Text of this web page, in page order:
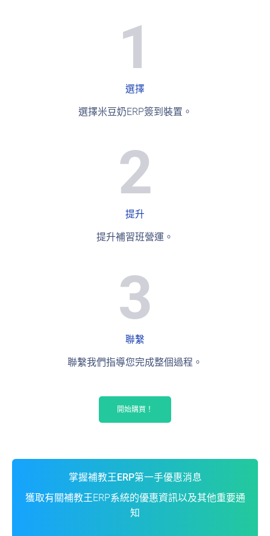
1
選擇
選擇米豆奶ERP簽到裝置。
2
提升
提升補習班營運。
3
聯繫
聯繫我們指導您完成整個過程。
開始購買！
掌握補教王ERP第一手優惠消息
獲取有關補教王ERP系統的優惠資訊以及其他重要通
知